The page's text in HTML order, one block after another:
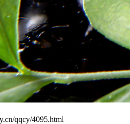
qqcy/4095.html